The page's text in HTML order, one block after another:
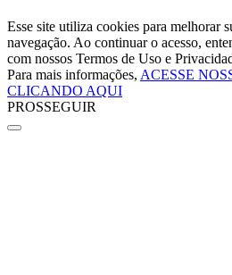
Esse site utiliza cookies para melhorar
navegação. Ao continuar o acesso,
com nossos Termos de Uso e
Para mais informações, ACESSE
CLICANDO AQUI
PROSSEGUIR